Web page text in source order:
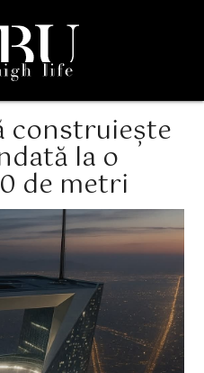
construiește
la o
de metri